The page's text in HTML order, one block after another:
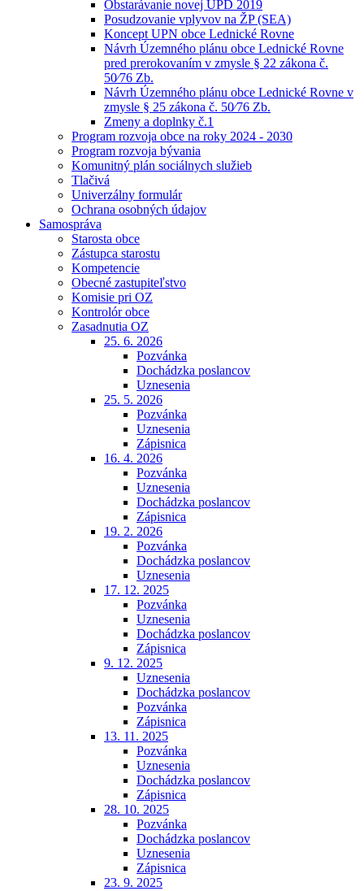
Obstarávanie novej UPD 2019
Posudzovanie vplyvov na ŽP (SEA)
Koncept UPN obce Lednické Rovne
Návrh Územného plánu obce Lednické Rovne
pred prerokovaním v zmysle § 22 zákona č.
50⁄76 Zb.
Návrh Územného plánu obce Lednické Rovne v
zmysle § 25 zákona č. 50⁄76 Zb.
Zmeny a doplnky č.1
Program rozvoja obce na roky 2024 - 2030
Program rozvoja bývania
Komunitný plán sociálnych služieb
Tlačivá
Univerzálny formulár
Ochrana osobných údajov
Samospráva
Starosta obce
Zástupca starostu
Kompetencie
Obecné zastupiteľstvo
Komisie pri OZ
Kontrolór obce
Zasadnutia OZ
25. 6. 2026
Pozvánka
Dochádzka poslancov
Uznesenia
25. 5. 2026
Pozvánka
Uznesenia
Zápisnica
16. 4. 2026
Pozvánka
Uznesenia
Dochádzka poslancov
Zápisnica
19. 2. 2026
Pozvánka
Dochádzka poslancov
Uznesenia
17. 12. 2025
Pozvánka
Uznesenia
Dochádzka poslancov
Zápisnica
9. 12. 2025
Uznesenia
Dochádzka poslancov
Pozvánka
Zápisnica
13. 11. 2025
Pozvánka
Uznesenia
Dochádzka poslancov
Zápisnica
28. 10. 2025
Pozvánka
Dochádzka poslancov
Uznesenia
Zápisnica
23. 9. 2025